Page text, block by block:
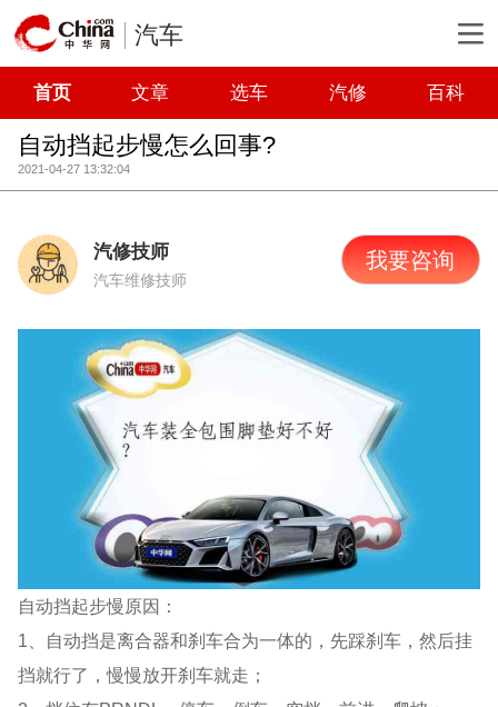
汽车
首页 文章 选车 汽修 百科
自动挡起步慢怎么回事?
2021-04-27 13:32:04
汽修技师
汽车维修技师
我要咨询
自动挡起步慢原因：
1、自动挡是离合器和刹车合为一体的，先踩刹车，然后挂
挡就行了，慢慢放开刹车就走；